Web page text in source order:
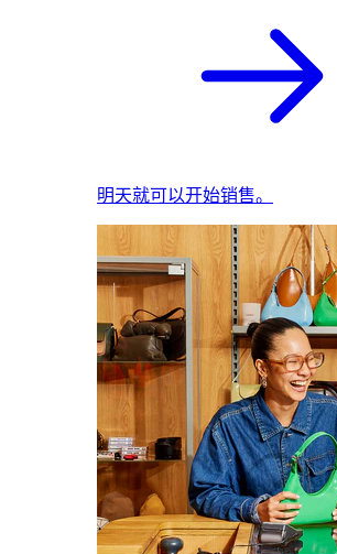
明天就可以开始销售。